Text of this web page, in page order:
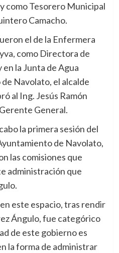
como Tesorero Municipal
Camacho.
el de la Enfermera
como Directora de
la Junta de Agua
Navolato, el alcalde
al Ing. Jesús Ramón
General.
la primera sesión del
de Navolato,
las comisiones que
administración que
este espacio, tras rendir
Ángulo, fue categórico
de este gobierno es
la forma de administrar